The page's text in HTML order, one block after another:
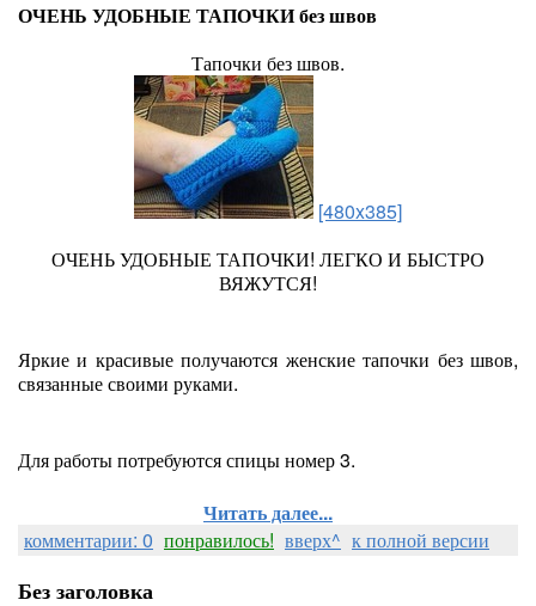
ОЧЕНЬ УДОБНЫЕ ТАПОЧКИ без швов
Тапочки без швов.
[480x385]
ОЧЕНЬ УДОБНЫЕ ТАПОЧКИ! ЛЕГКО И БЫСТРО
ВЯЖУТСЯ!
Яркие и красивые получаются женские тапочки без швов,
связанные своими руками.
Для работы потребуются спицы номер 3.
Читать далее...
комментарии: 0 понравилось! вверх^ к полной версии
Без заголовка